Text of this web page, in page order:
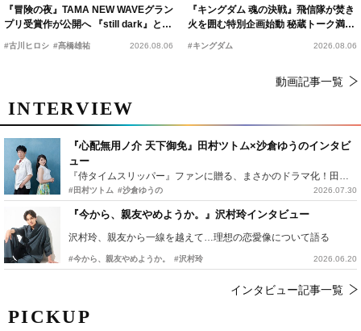
PICKUP
『冒険の夜』TAMA NEW WAVEグラン
プリ受賞作が公開へ 『still dark』と同
時上映決定
#古川ヒロシ #髙橋雄祐 2026.08.06
『キングダム 魂の決戦』飛信隊が焚き
火を囲む特別企画始動 秘蔵トーク満載
の“キングダムキャンプ”開催
#キングダム 2026.08.06
動画記事一覧
INTERVIEW
『心配無用ノ介 天下御免』田村ツトム×沙倉ゆうのインタビ
ュー
『侍タイムスリッパー』ファンに贈る、まさかのドラマ化！田村ツトム×沙倉ゆうのが語る『心配無用ノ介』撮影秘話
#田村ツトム #沙倉ゆうの 2026.07.30
『今から、親友やめようか。』沢村玲インタビュー
沢村玲、親友から一線を越えて…理想の恋愛像について語る
#今から、親友やめようか。 #沢村玲 2026.06.20
インタビュー記事一覧